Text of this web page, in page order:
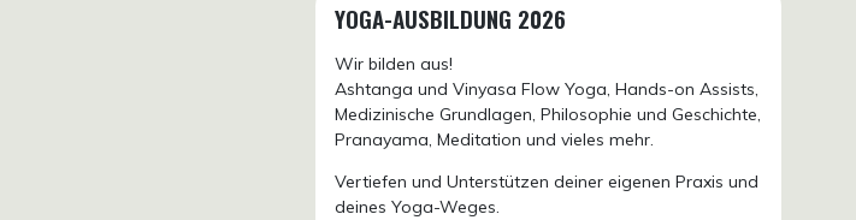
YOGA-AUSBILDUNG 2026
Wir bilden aus!
Ashtanga und Vinyasa Flow Yoga, Hands-on Assists,
Medizinische Grundlagen, Philosophie und Geschichte,
Pranayama, Meditation und vieles mehr.
Vertiefen und Unterstützen deiner eigenen Praxis und
deines Yoga-Weges.